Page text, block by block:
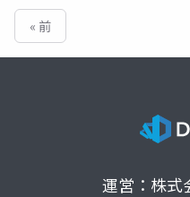
« 前
運営：株式